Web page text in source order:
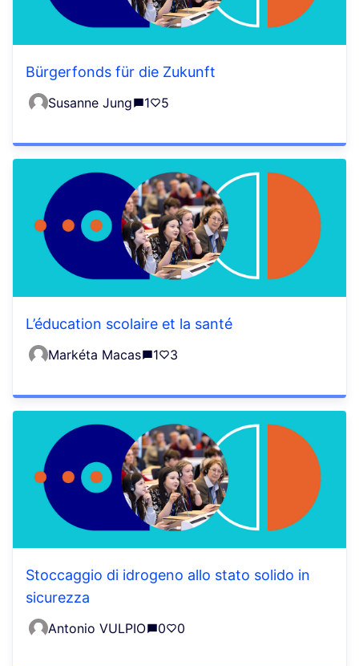
Bürgerfonds für die Zukunft
Susanne Jung 1 5
L’éducation scolaire et la santé
Markéta Macas 1 3
Stoccaggio di idrogeno allo stato solido in
sicurezza
Antonio VULPIO 0 0